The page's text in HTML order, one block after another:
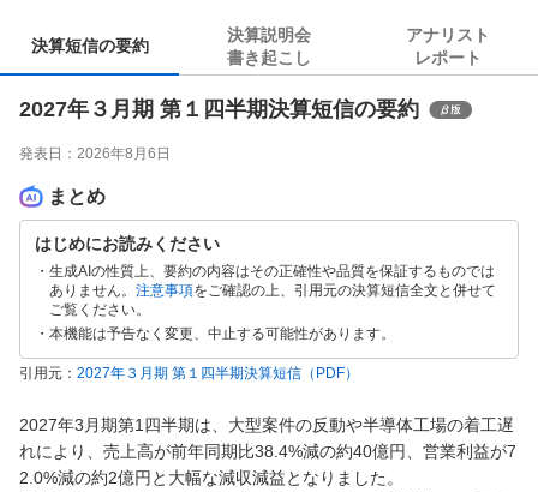
決算短信の要約
決算説明会
書き起こし
アナリスト
レポート
2027年３月期 第１四半期決算短信の要約
発表日： 2026年8月6日
まとめ
はじめにお読みください
生成AIの性質上、要約の内容はその正確性や品質を保証するものでは
ありません。 注意事項をご確認の上、引用元の決算短信全文と併せて
ご覧ください。
本機能は予告なく変更、中止する可能性があります。
引用元： 2027年３月期 第１四半期決算短信 （PDF）
2027年3月期第1四半期は、大型案件の反動や半導体工場の着工遅
れにより、売上高が前年同期比38.4%減の約40億円、営業利益が7
2.0%減の約2億円と大幅な減収減益となりました。